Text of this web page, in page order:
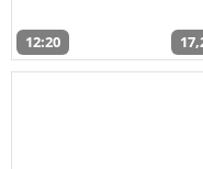
12:20